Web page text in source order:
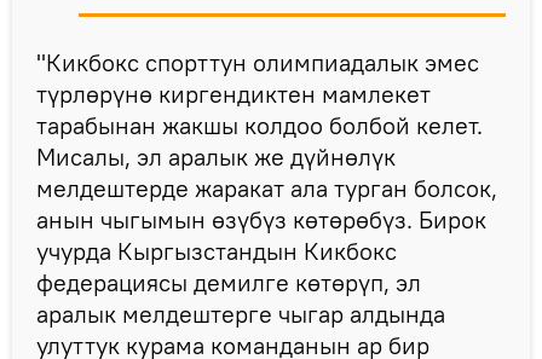
"Кикбокс спорттун олимпиадалык эмес
түрлөрүнө киргендиктен мамлекет
тарабынан жакшы колдоо болбой келет.
Мисалы, эл аралык же дүйнөлүк
мелдештерде жаракат ала турган болсок,
анын чыгымын өзүбүз көтөрөбүз. Бирок
учурда Кыргызстандын Кикбокс
федерациясы демилге көтөрүп, эл
аралык мелдештерге чыгар алдында
улуттук курама команданын ар бир